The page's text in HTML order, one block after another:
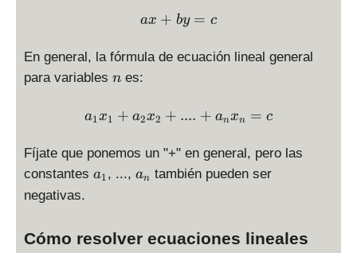
\displaystyle ax + by = c
ax + by = c
En general, la fórmula de ecuación lineal general
para variables n
n es:
\displaystyle a_1 x_1 +
a1x1 + a2x2 + .... + anxn = c
Fíjate que ponemos un "+" en general, pero las
constantes a
a1, ..., a
an también pueden ser
negativas.
Cómo resolver ecuaciones lineales